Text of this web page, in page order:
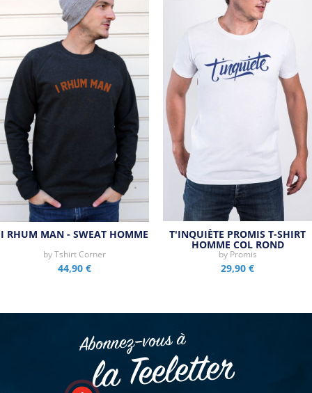
I RHUM MAN - SWEAT HOMME
byTshirt Corner
44,90 €
T'INQUIÈTE PROMIS T-SHIRT
HOMME COL ROND
by Promis
29,90 €
Abonnez–vous à
la Teeletter